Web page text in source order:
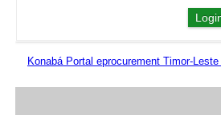
Konabá Portal eprocurement Timor-Leste